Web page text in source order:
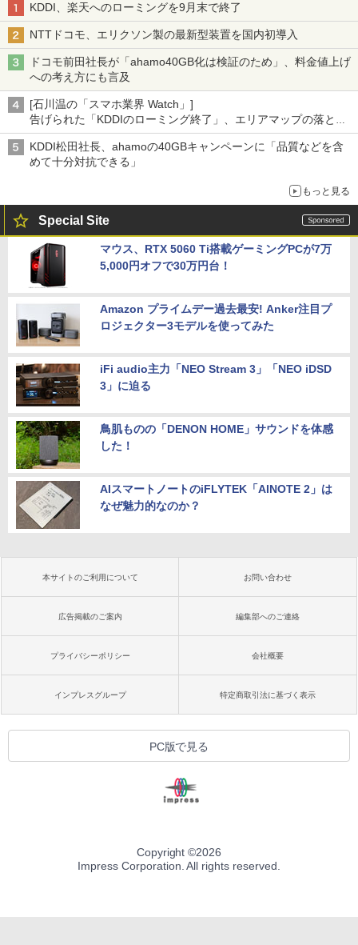
KDDI、楽天へのローミングを9月末で終了
NTTドコモ、エリクソン製の最新型装置を国内初導入
ドコモ前田社長が「ahamo40GB化は検証のため」、料金値上げ
への考え方にも言及
[石川温の「スマホ業界 Watch」]
告げられた「KDDIのローミング終了」、エリアマップの落とし
穴と楽天モバイルの課題
KDDI松田社長、ahamoの40GBキャンペーンに「品質などを含
めて十分対抗できる」
もっと見る
Special Site
マウス、RTX 5060 Ti搭載ゲーミングPCが7万
5,000円オフで30万円台！
Amazon プライムデー過去最安! Anker注目プ
ロジェクター3モデルを使ってみた
iFi audio主力「NEO Stream 3」「NEO iDSD
3」に迫る
鳥肌ものの「DENON HOME」サウンドを体感
した！
AIスマートノートのiFLYTEK「AINOTE 2」は
なぜ魅力的なのか？
本サイトのご利用について お問い合わせ
広告掲載のご案内 編集部へのご連絡
プライバシーポリシー 会社概要
インプレスグループ 特定商取引法に基づく表示
PC版で見る
Copyright ©2026
Impress Corporation. All rights reserved.